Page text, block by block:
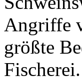
Angriffe
größte